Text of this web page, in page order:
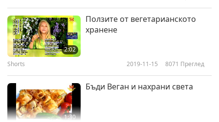
2:02
Ползите от вегетарианското
хранене
Shorts 2019-11-15 8071 Преглед
1:30
Бъди Веган и нахрани света